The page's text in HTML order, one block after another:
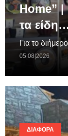
Home”
τα
Για το
05|08|2026
ΔΙΆΦΟΡΑ